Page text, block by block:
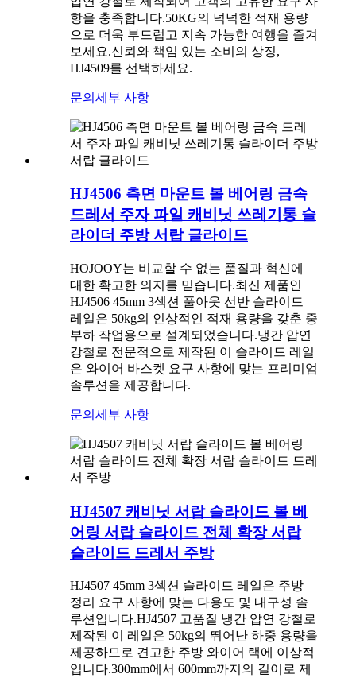
항을 충족합니다.50KG의 넉넉한 적재 용량
으로 더욱 부드럽고 지속 가능한 여행을 즐겨
보세요.신뢰와 책임 있는 소비의 상징,
HJ4509를 선택하세요.
문의 세부 사항
HJ4506 측면 마운트 볼 베어링 금속
드레서 주자 파일 캐비닛 쓰레기통 슬
라이더 주방 서랍 글라이드
HOJOOY는 비교할 수 없는 품질과 혁신에
대한 확고한 의지를 믿습니다.최신 제품인
HJ4506 45mm 3섹션 풀아웃 선반 슬라이드
레일은 50kg의 인상적인 적재 용량을 갖춘 중
부하 작업용으로 설계되었습니다.냉간 압연
강철로 전문적으로 제작된 이 슬라이드 레일
은 와이어 바스켓 요구 사항에 맞는 프리미엄
솔루션을 제공합니다.
문의 세부 사항
HJ4507 캐비닛 서랍 슬라이드 볼 베
어링 서랍 슬라이드 전체 확장 서랍
슬라이드 드레서 주방
HJ4507 45mm 3섹션 슬라이드 레일은 주방
정리 요구 사항에 맞는 다용도 및 내구성 솔
루션입니다.HJ4507 고품질 냉간 압연 강철로
제작된 이 레일은 50kg의 뛰어난 하중 용량을
제공하므로 견고한 주방 와이어 랙에 이상적
입니다.300mm에서 600mm까지의 길이로 제